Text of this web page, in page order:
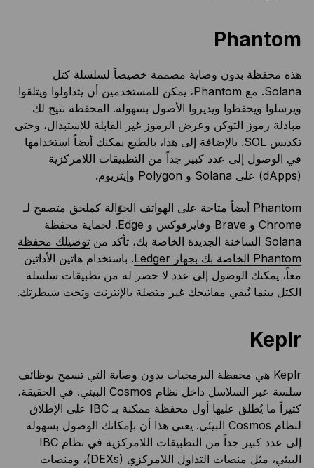
Phantom
هذه محفظة بدون وصاية مصممة خصيصاً لسلسلة كتل
Solana. مع Phantom، يمكن للمستخدمين أن يتداولوا ويتلقوا
ويرسلوا ويحفظوا ويديروا الأصول بسهولة. المحفظة تتيح لك
مبادلة رموز التوكن وعرض الرموز غير القابلة للاستبدال، وحتى
تكديس SOL. بالإضافة إلى هذا، بالطبع يمكنك أيضاً استخدامها
في الوصول إلى عدد كبير جداً من التطبيقات اللامركزية
(dApps) على Solana و Polygon وإيثريوم.
Phantom أيضاً متاحة على الهواتف الجوّالة كملحق متصفح لـ
Chrome و Brave وفايرفوكس و Edge. لحماية محفظة
Solana الساخنة الجديدة الخاصة بك، تأكد من
توصيلك محفظة
Phantom الخاصة بك بجهاز Ledger
. باستخدام هاتين الأداتين
معاً، يمكنك الوصول إلى عدد لا حصر له من تطبيقات سلسلة
الكتل بينما تُبقي مفاتيحك غير متصلة بالإنترنت وتحت سيطرتك.
Keplr
Keplr هي محفظة البرمجيات بدون وصاية التي تسمح بوظائف
سلسة عبر السلاسل داخل نظام Cosmos البيئي. في الحقيقة،
كثيراً ما يُطلق عليها أول محفظة ممكنة بـ IBC على الإطلاق
لنظام Cosmos البيئي. يعني هذا أن بإمكانك الوصول بسهولة
إلى عدد كبير جداً من التطبيقات اللامركزية في نظام IBC
البيئي، مثل منصات التداول اللامركزي (DEXs)، ومنصات